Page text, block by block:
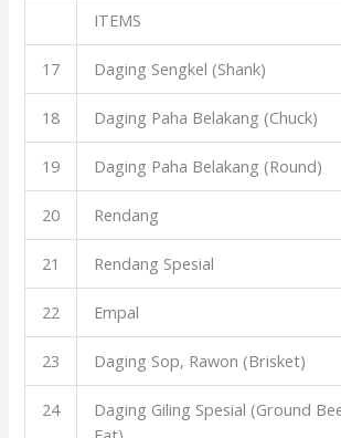
ITEMS
17 Daging Sengkel (Shank)
18 Daging Paha Belakang (Chuck)
19 Daging Paha Belakang (Round)
20 Rendang
21 Rendang Spesial
22 Empal
23 Daging Sop, Rawon (Brisket)
24
Daging Giling Spesial (Ground